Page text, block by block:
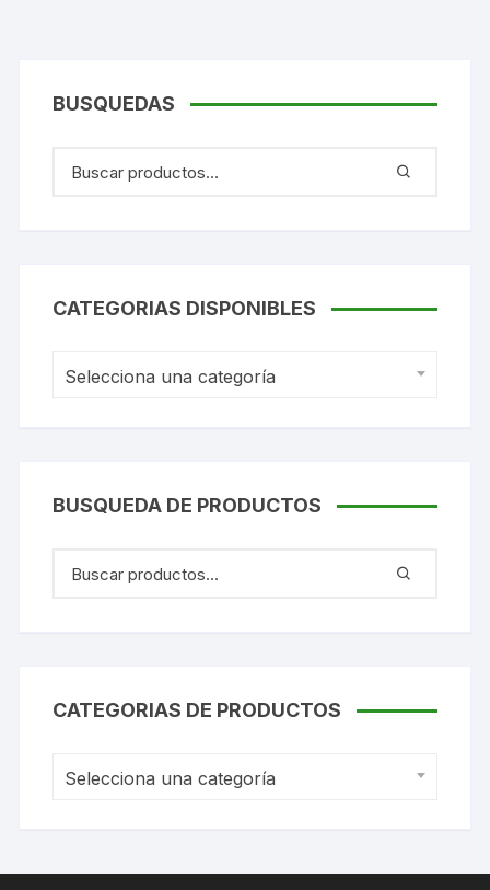
BUSQUEDAS
CATEGORIAS DISPONIBLES
Selecciona una categoría
BUSQUEDA DE PRODUCTOS
CATEGORIAS DE PRODUCTOS
Selecciona una categoría